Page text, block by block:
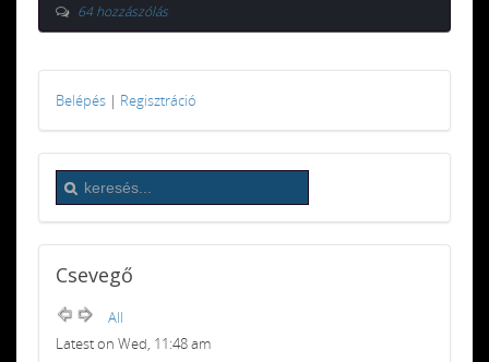
64 hozzászólás
Belépés | Regisztráció
Csevegő
All
Latest on Wed, 11:48 am